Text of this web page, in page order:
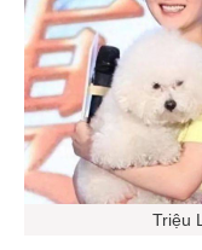
Triệu